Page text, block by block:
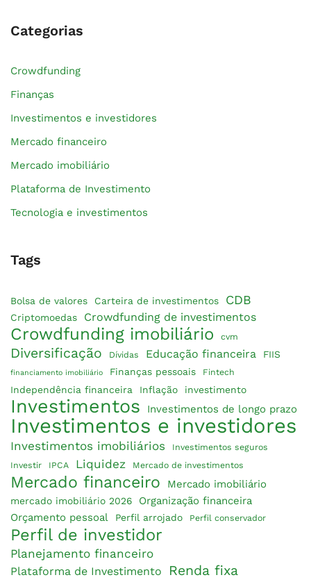
Categorias
Crowdfunding
Finanças
Investimentos e investidores
Mercado financeiro
Mercado imobiliário
Plataforma de Investimento
Tecnologia e investimentos
Tags
Bolsa de valores Carteira de investimentos CDB
Criptomoedas Crowdfunding de investimentos
Crowdfunding imobiliário cvm
Diversificação Dívidas Educação financeira FIIS
financiamento imobiliário Finanças pessoais Fintech
Independência financeira Inflação investimento
Investimentos Investimentos de longo prazo
Investimentos e investidores
Investimentos imobiliários
Investimentos seguros
Investir
IPCA Liquidez Mercado de investimentos
Mercado financeiro Mercado imobiliário
mercado imobiliário 2026
Organização financeira
Orçamento pessoal
Perfil arrojado Perfil conservador
Perfil de investidor
Planejamento financeiro
Plataforma de Investimento Renda fixa